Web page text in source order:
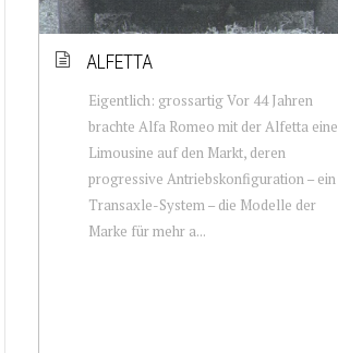
ALFETTA
Eigentlich: grossartig Vor 44 Jahren
brachte Alfa Romeo mit der Alfetta eine
Limousine auf den Markt, deren
progressive Antriebskonfiguration – ein
Transaxle-System – die Modelle der
Marke für mehr a...